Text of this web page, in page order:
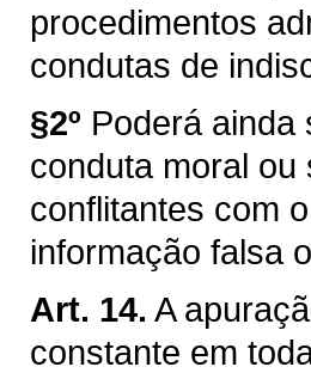
procedimentos
condutas de
§2º Poderá ainda
conduta moral
conflitantes com
informação falsa
Art. 14. A
constante em